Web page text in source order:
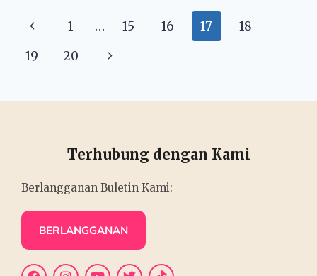
1 … 15 16 17
18
19
20
Terhubung dengan Kami
Berlangganan Buletin Kami:
BERLANGGANAN